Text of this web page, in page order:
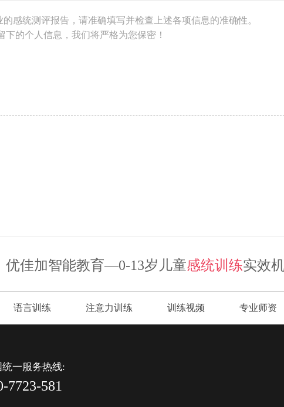
感统测评报告，请准确填写并检查上述各项信息的准确性。
的个人信息，我们将严格为您保密！
优佳加智能教育—0-13岁儿童感统训练实效
语言训练 注意力训练 训练视频 专业师资
统一服务热线:
7723-581